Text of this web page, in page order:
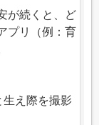
が続くと、ど
プリ（例：育
生え際を撮影